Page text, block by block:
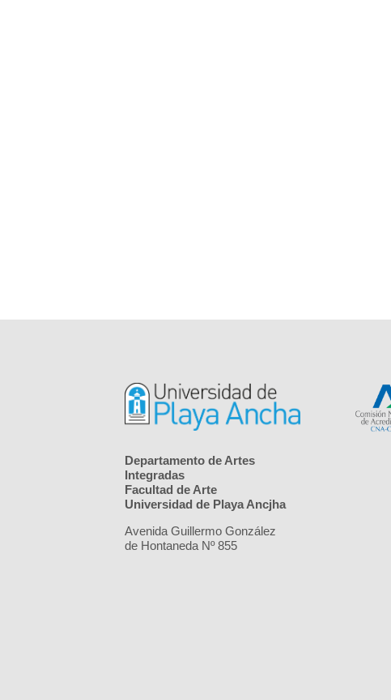
Departamento de Artes
Integradas
Facultad de Arte
Universidad de Playa Ancjha
Avenida Guillermo González
de Hontaneda Nº 855